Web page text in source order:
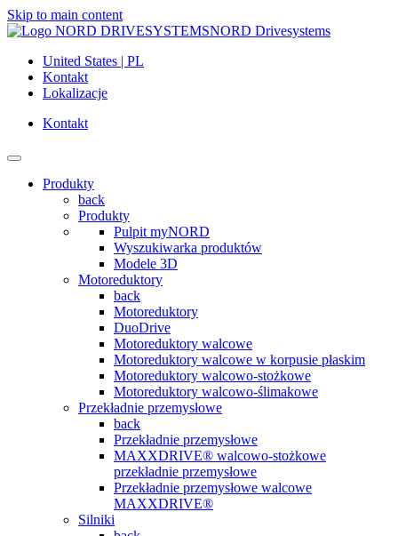
Skip to main content
NORD Drivesystems
United States | PL
Kontakt
Lokalizacje
Kontakt
Produkty
back
Produkty
Pulpit myNORD
Wyszukiwarka produktów
Modele 3D
Motoreduktory
back
Motoreduktory
DuoDrive
Motoreduktory walcowe
Motoreduktory walcowe w korpusie płaskim
Motoreduktory walcowo-stożkowe
Motoreduktory walcowo-ślimakowe
Przekładnie przemysłowe
back
Przekładnie przemysłowe
MAXXDRIVE® walcowo-stożkowe
przekładnie przemysłowe
Przekładnie przemysłowe walcowe
MAXXDRIVE®
Silniki